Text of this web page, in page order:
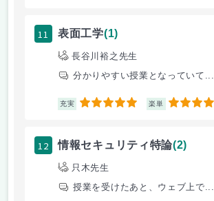
11 表面工学(1)
長谷川裕之先生
分かりやすい授業となっていて...
充実 5 楽単 4
12 情報セキュリティ特論(2)
只木先生
授業を受けたあと、ウェブ上で...